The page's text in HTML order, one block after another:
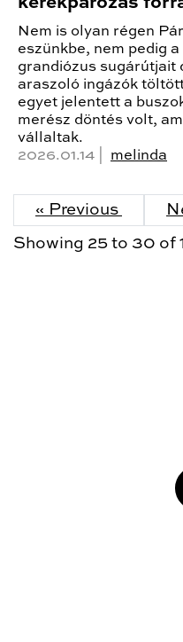
Nem is olyan régen
eszünkbe, nem pedig
grandiózus sugárútjait
araszoló ingázók
egyet jelentett a
merész döntés volt,
vállaltak.
2026.01.14 | melinda
« Previous
Showing 25 to 30 of